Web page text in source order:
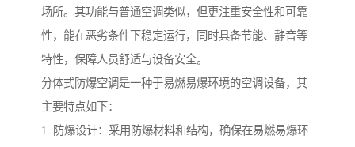
场所。其功能与普通空调类似，但更注重安全性和可靠
性，能在恶劣条件下稳定运行，同时具备节能、静音等
特性，保障人员舒适与设备安全。
分体式防爆空调是一种于易燃易爆环境的空调设备，其
主要特点如下：
1. 防爆设计：采用防爆材料和结构，确保在易燃易爆环